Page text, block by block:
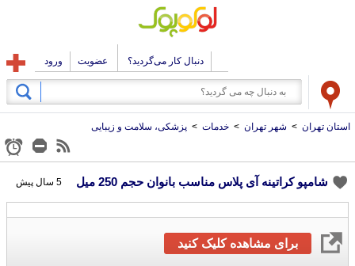
دنبال کار می‌گردید؟ عضویت ورود
استان تهران > شهر تهران > خدمات > پزشکی، سلامت و زیبایی
شامپو کراتینه آی پلاس مناسب بانوان حجم 250 میل 5 سال پیش
برای مشاهده کلیک کنید